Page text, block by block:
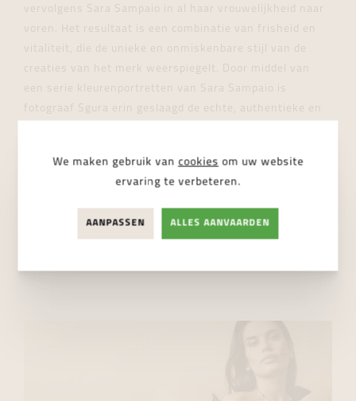
vervolgens Sara Sampaio i n al haar vrouwelijkheid naar
voren. Het resultaat is een combinatie van frisheid en
vitaliteit, die de unieke en onmiskenbare stijl van de
creaties van het merk weerspiegelt. Door middel van
een serie kleurenportretten van Sara Sampaio is
fotograaf Sgura erin geslaagd de echte, authentieke en
MARCO BICEGO JUWELEN
We maken gebruik van cookies om uw website
ervaring te verbeteren.
AANPASSEN ALLES AANVAARDEN